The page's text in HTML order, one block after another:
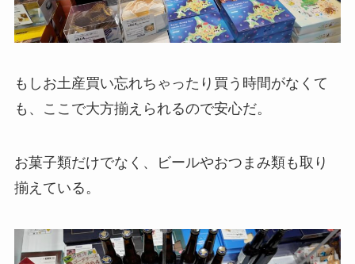
もしお土産買い忘れちゃったり買う時間がなくて
も、ここで大方揃えられるので安心だ。
お菓子類だけでなく、ビールやおつまみ類も取り
揃えている。